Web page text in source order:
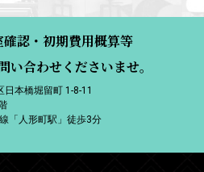
認・初期費用概算等
い合わせくださいませ。
本橋堀留町 1-8-11
「人形町駅」徒歩3分